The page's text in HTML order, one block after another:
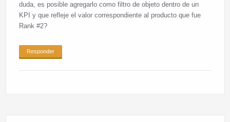
duda, es posible agregarlo como filtro de objeto dentro de un
KPI y que refleje el valor correspondiente al producto que fue
Rank #2?
Responder